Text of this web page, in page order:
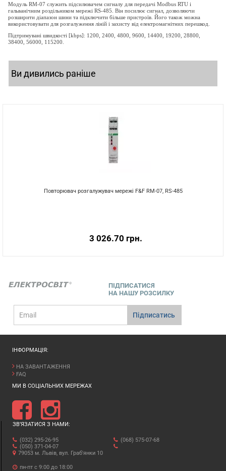
Модуль RM-07 служить підсилювачем сигналу для передачі Modbus RTU і
гальванічним роздільником мережі RS-485. Він посилює сигнал, дозволяючи
розширити діапазон шини та підключити більше пристроїв. Його також можна
використовувати для розгалуження ліній і захисту від електромагнітних перешкод.
Підтримувані швидкості [kbps]: 1200, 2400, 4800, 9600, 14400, 19200, 28800,
38400, 56000, 115200.
Ви дивились раніше
Повторювач розгалужувач мережі F&F RM-07, RS-485
3 026.70 грн.
ПІДПИСАТИСЯ
НА НАШУ РОЗСИЛКУ
mail
Підписатись
ІНФОРМАЦІЯ:
НА ЗАВАНТАЖЕННЯ
FAQ
МИ В СОЦІАЛЬНИХ МЕРЕЖАХ
ЗВ’ЯЗАТИСЯ З НАМИ:
(032) 295-26-95
(050) 371-04-07
(068) 575-07-68
79053 м. Львів, вул. Граб'янки 10
пн-пт с 9:00 до 18:00